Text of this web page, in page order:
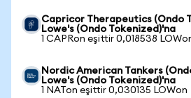
Capricor Therapeutics (Ondo
Lowe's (Ondo Tokenized)'na
1 CAPRon eşittir 0,018538
Nordic American Tankers
Lowe's (Ondo Tokenized)'na
1 NATon eşittir 0,030135 LOWon